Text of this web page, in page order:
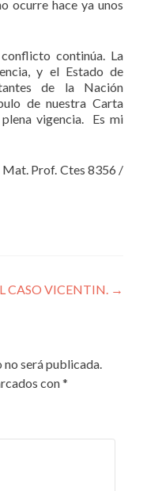
ocurre hace ya unos
continúa. La
y el Estado de
de la Nación
de nuestra Carta
vigencia. Es mi
Mat. Prof. Ctes 8356 /
CASO VICENTIN. →
será publicada.
con*